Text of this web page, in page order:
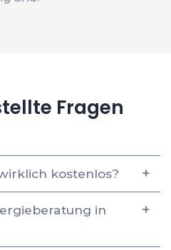
Fragen
kostenlos?
in